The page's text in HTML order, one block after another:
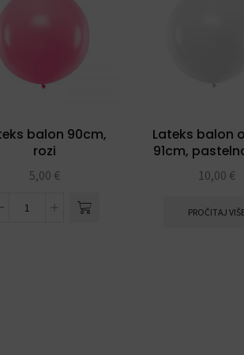
balon 90cm,
rozi
5,00 €
Lateks balon
91cm,
10,00 €
PROČITAJ